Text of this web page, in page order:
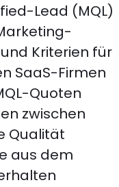
Lead (MQL)
Kriterien für
SaaS-Firmen
Quoten
zwischen
Qualität
aus dem